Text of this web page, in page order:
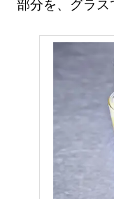
部分を、グラス